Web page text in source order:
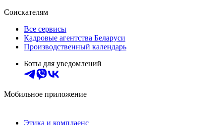
Соискателям
Все сервисы
Кадровые агентства Беларуси
Производственный календарь
Боты для уведомлений
Мобильное приложение
Этика и комплаенс